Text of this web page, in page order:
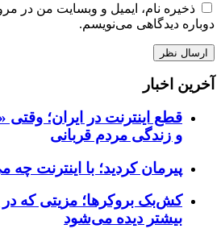
ذخیره نام، ایمیل و وبسایت من در
دوباره دیدگاهی می‌نویسم.
آخرین اخبار
قطع اینترنت در ایران؛
و زندگی مردم قربانی
پیرمان کردید؛ با اینترنت چه
کش‌بک بروکرها؛ مزیتی که
بیشتر دیده می‌شود